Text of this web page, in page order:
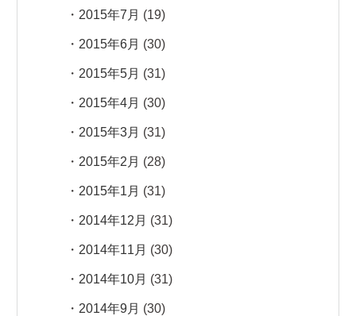
2015年7月 (19)
2015年6月 (30)
2015年5月 (31)
2015年4月 (30)
2015年3月 (31)
2015年2月 (28)
2015年1月 (31)
2014年12月 (31)
2014年11月 (30)
2014年10月 (31)
2014年9月 (30)